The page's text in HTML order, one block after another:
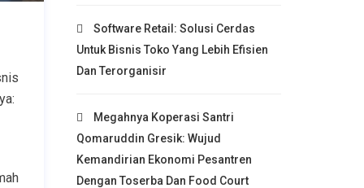
Software Retail: Solusi Cerdas
Untuk Bisnis Toko Yang Lebih Efisien
Dan Terorganisir
Megahnya Koperasi Santri
Qomaruddin Gresik: Wujud
Kemandirian Ekonomi Pesantren
Dengan Toserba Dan Food Court